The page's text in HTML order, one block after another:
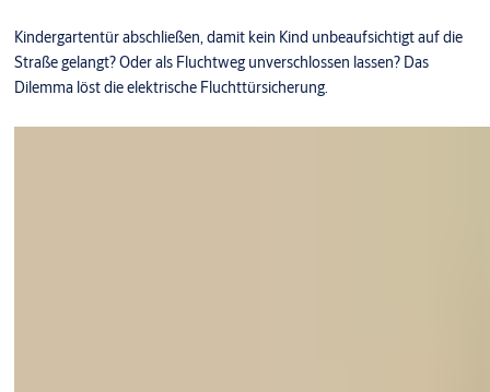
Kindergartentür abschließen, damit kein Kind unbeaufsichtigt auf die
Straße gelangt? Oder als Fluchtweg unverschlossen lassen? Das
Dilemma löst die elektrische Fluchttürsicherung.